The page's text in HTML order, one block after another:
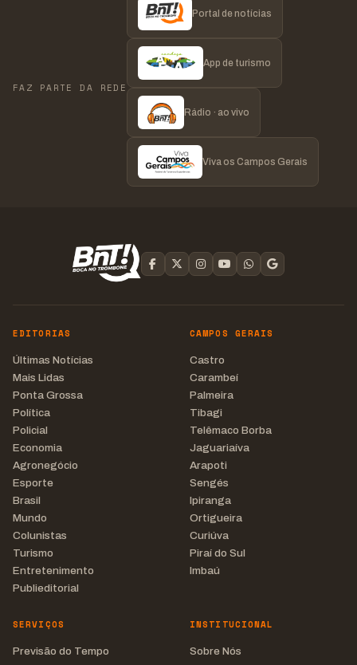
FAZ PARTE DA REDE
Portal de notícias
App de turismo
Rádio · ao vivo
Viva os Campos Gerais
EDITORIAS
Últimas Notícias
Mais Lidas
Ponta Grossa
Política
Policial
Economia
Agronegócio
Esporte
Brasil
Mundo
Colunistas
Turismo
Entretenimento
Publieditorial
CAMPOS GERAIS
Castro
Carambeí
Palmeira
Tibagi
Telêmaco Borba
Jaguariaíva
Arapoti
Sengés
Ipiranga
Ortigueira
Curiúva
Piraí do Sul
Imbaú
SERVIÇOS
Previsão do Tempo
INSTITUCIONAL
Sobre Nós